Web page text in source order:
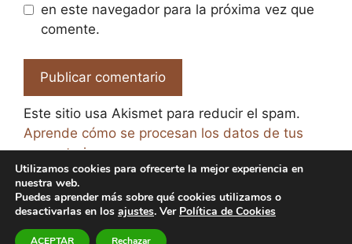
en este navegador para la próxima vez que
comente.
Este sitio usa Akismet para reducir el spam.
Aprende cómo se procesan los datos de tus
comentarios.
© 2026 El Paraíso de la Cerveza -
Utilizamos cookies para ofrecerte la mejor experiencia en
nuestra web.
Puedes aprender más sobre qué cookies utilizamos o
desactivarlas en los ajustes. Ver Política de Cookies
ACEPTAR Rechazar